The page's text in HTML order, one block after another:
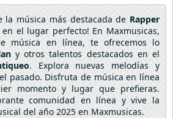
la música más destacada de Rapper
en el lugar perfecto! En Maxmusicas,
música en línea, te ofrecemos lo
y otros talentos destacados en el
. Explora nuevas melodías y
pasado. Disfruta de música en línea
momento y lugar que prefieras.
comunidad en línea y vive la
del año 2025 en Maxmusicas.